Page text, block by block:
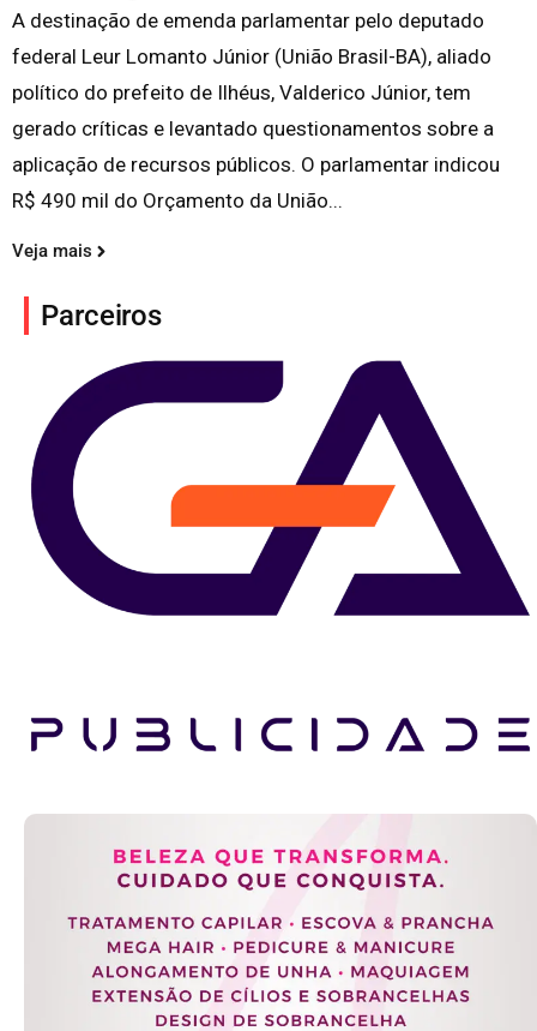
A destinação de emenda parlamentar pelo deputado
federal Leur Lomanto Júnior (União Brasil-BA), aliado
político do prefeito de Ilhéus, Valderico Júnior, tem
gerado críticas e levantado questionamentos sobre a
aplicação de recursos públicos. O parlamentar indicou
R$ 490 mil do Orçamento da União...
Veja mais
Parceiros